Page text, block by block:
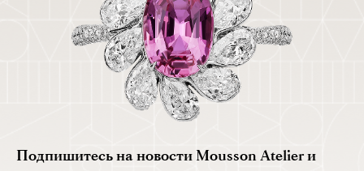
Подпишитесь на новости Mousson Atelier и